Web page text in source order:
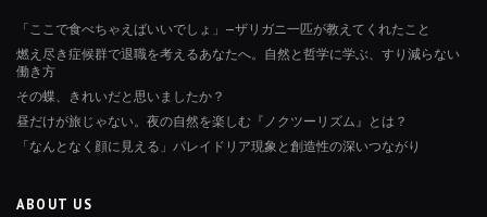
「ここで食べちゃえばいいでしょ」—ザリガニ一匹が教えてくれたこと
燃え尽き症候群で退職を考えるあなたへ。自然と哲学に学ぶ、すり減らない
働き方
その蝶、きれいだと思いましたか？
昼だけが旅じゃない。夜の自然を楽しむ『ノクツーリズム』とは？
「なんとなく顔に見える」パレイドリア現象と創造性の深いつながり
ABOUT US